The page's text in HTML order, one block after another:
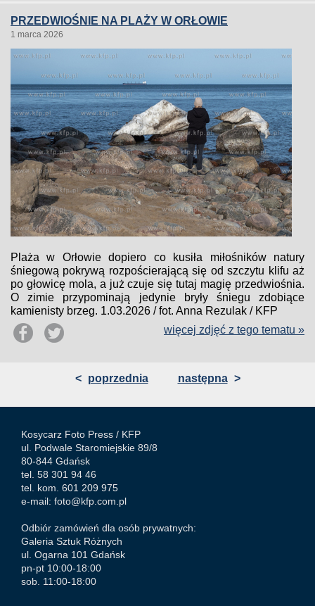
PRZEDWIOŚNIE NA PLAŻY W ORŁOWIE
1 marca 2026
Plaża w Orłowie dopiero co kusiła miłośników natury
śniegową pokrywą rozpościerającą się od szczytu klifu aż
po głowicę mola, a już czuje się tutaj magię przedwiośnia.
O zimie przypominają jedynie bryły śniegu zdobiące
kamienisty brzeg. 1.03.2026 / fot. Anna Rezulak / KFP
więcej zdjęć z tego tematu »
< poprzednia następna >
Kosycarz Foto Press / KFP
ul. Podwale Staromiejskie 89/8
80-844 Gdańsk
tel. 58 301 94 46
tel. kom. 601 209 975
e-mail: foto@kfp.com.pl
Odbiór zamówień dla osób prywatnych:
Galeria Sztuk Różnych
ul. Ogarna 101 Gdańsk
pn-pt 10:00-18:00
sob. 11:00-18:00